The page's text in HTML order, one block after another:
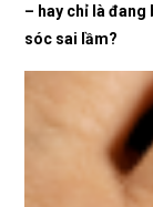
– hay chỉ là đang
sóc sai lầm?